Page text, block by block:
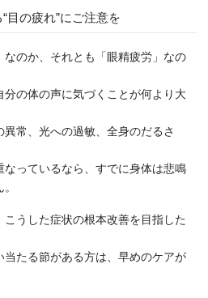
目の疲れ”にご注意を
なのか、それとも「眼精疲労」なの
の体の声に気づくことが何より大
常、光への過敏、全身のだるさ
なっているなら、すでに身体は悲鳴
うした症状の根本改善を目指した
たる節がある方は、早めのケアが